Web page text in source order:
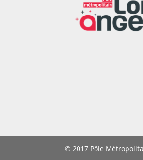
© 2017 Pôle